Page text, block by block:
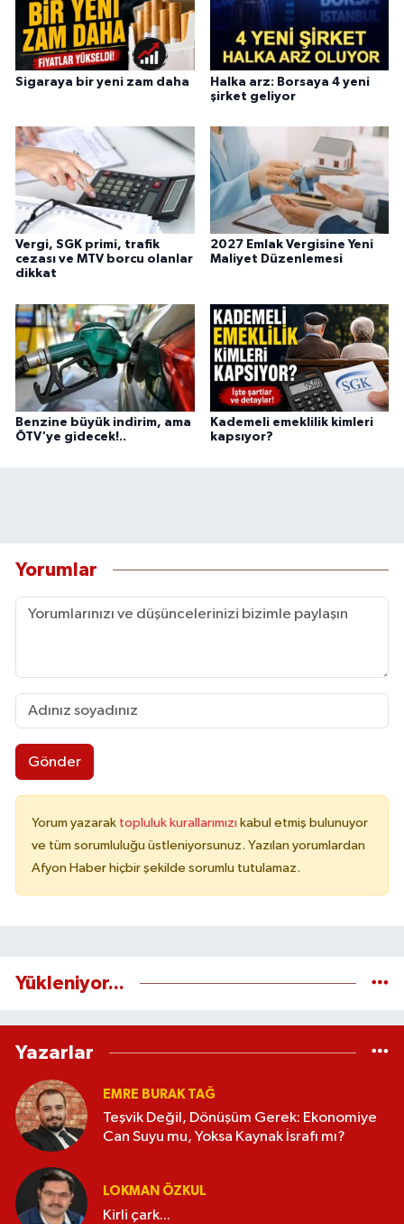
Sigaraya bir yeni zam daha
Halka arz: Borsaya 4 yeni
şirket geliyor
Vergi, SGK primi, trafik
cezası ve MTV borcu olanlar
dikkat
2027 Emlak Vergisine Yeni
Maliyet Düzenlemesi
Benzine büyük indirim, ama
ÖTV'ye gidecek!..
Kademeli emeklilik kimleri
kapsıyor?
Yorumlar
Gönder
Yorum yazarak topluluk kurallarımızı kabul etmiş bulunuyor
ve tüm sorumluluğu üstleniyorsunuz. Yazılan yorumlardan
Afyon Haber hiçbir şekilde sorumlu tutulamaz.
Yükleniyor...
Yazarlar
EMRE BURAK TAĞ
Teşvik Değil, Dönüşüm Gerek: Ekonomiye
Can Suyu mu, Yoksa Kaynak İsrafı mı?
LOKMAN ÖZKUL
Kirli çark...